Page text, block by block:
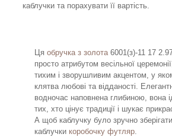
каблучки та порахувати її вартість.
Ця обручка з золота6001(з)-11 17
просто атрибутом весільної
тихим і зворушливим акцентом, у
клятва любові та відданості.
водночас наповнена глибиною, вона
тих, хто цінує традиції і шукає
А щоб каблучку було зручно
каблучки коробочку футляр.